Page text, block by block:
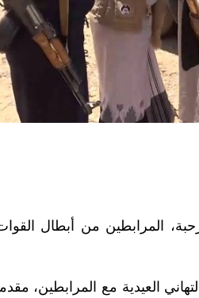
المرابطين من أبطال
العيدية مع المرابطين،